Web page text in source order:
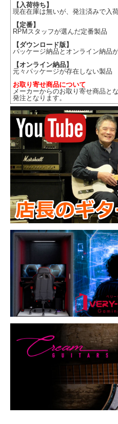
【入荷待ち】
現在在庫は無いが、発注済みで入
【定番】
RPMスタッフが選んだ定番製品
【ダウンロード版】
パッケージ納品とオンライン納品
【オンライン納品】
元々パッケージが存在しない製品
お取り寄せ商品について
メーカーからのお取り寄せ商品と
発注となります。